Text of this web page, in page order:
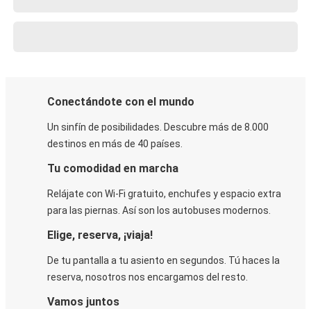
Conectándote con el mundo
Un sinfín de posibilidades. Descubre más de 8.000
destinos en más de 40 países.
Tu comodidad en marcha
Relájate con Wi-Fi gratuito, enchufes y espacio extra
para las piernas. Así son los autobuses modernos.
Elige, reserva, ¡viaja!
De tu pantalla a tu asiento en segundos. Tú haces la
reserva, nosotros nos encargamos del resto.
Vamos juntos